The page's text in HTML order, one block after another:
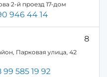
2-й проезд 17-дом
946 44 14
8
Парковая улица, 42
99 585 19 92